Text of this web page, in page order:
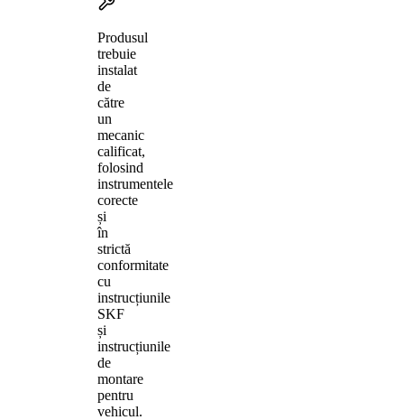
Produsul
trebuie
instalat
de
către
un
mecanic
calificat,
folosind
instrumentele
corecte
și
în
strictă
conformitate
cu
instrucțiunile
SKF
și
instrucțiunile
de
montare
pentru
vehicul.